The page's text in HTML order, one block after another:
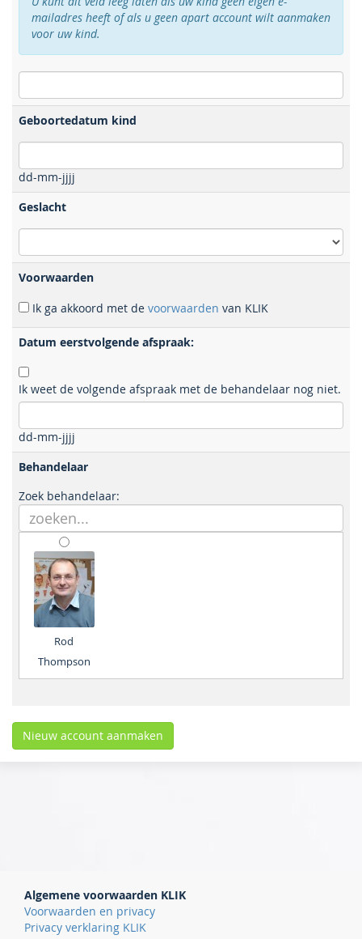
mailadres heeft of als u geen apart account wilt aanmaken
voor uw kind.
Geboortedatum kind
dd-mm-jjjj
Geslacht
Voorwaarden
Ik ga akkoord met de voorwaarden van KLIK
Datum eerstvolgende afspraak:
Ik weet de volgende afspraak met de behandelaar nog niet.
dd-mm-jjjj
Behandelaar
Zoek behandelaar:
Rod
Thompson
Algemene voorwaarden KLIK
Voorwaarden en privacy
Privacy verklaring KLIK